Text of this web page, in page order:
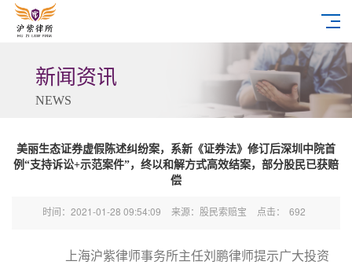
新闻资讯
NEWS
美丽生态证券虚假陈述纠纷案，系新《证券法》修订后深圳中院首
例“支持诉讼+示范案件”，终以和解方式高效结案，部分股民已获赔
偿
时间：2021-01-28 09:54:09 来源：股民索赔宝 点击： 692
上海沪紫律师事务所主任刘鹏律师提示广大投资